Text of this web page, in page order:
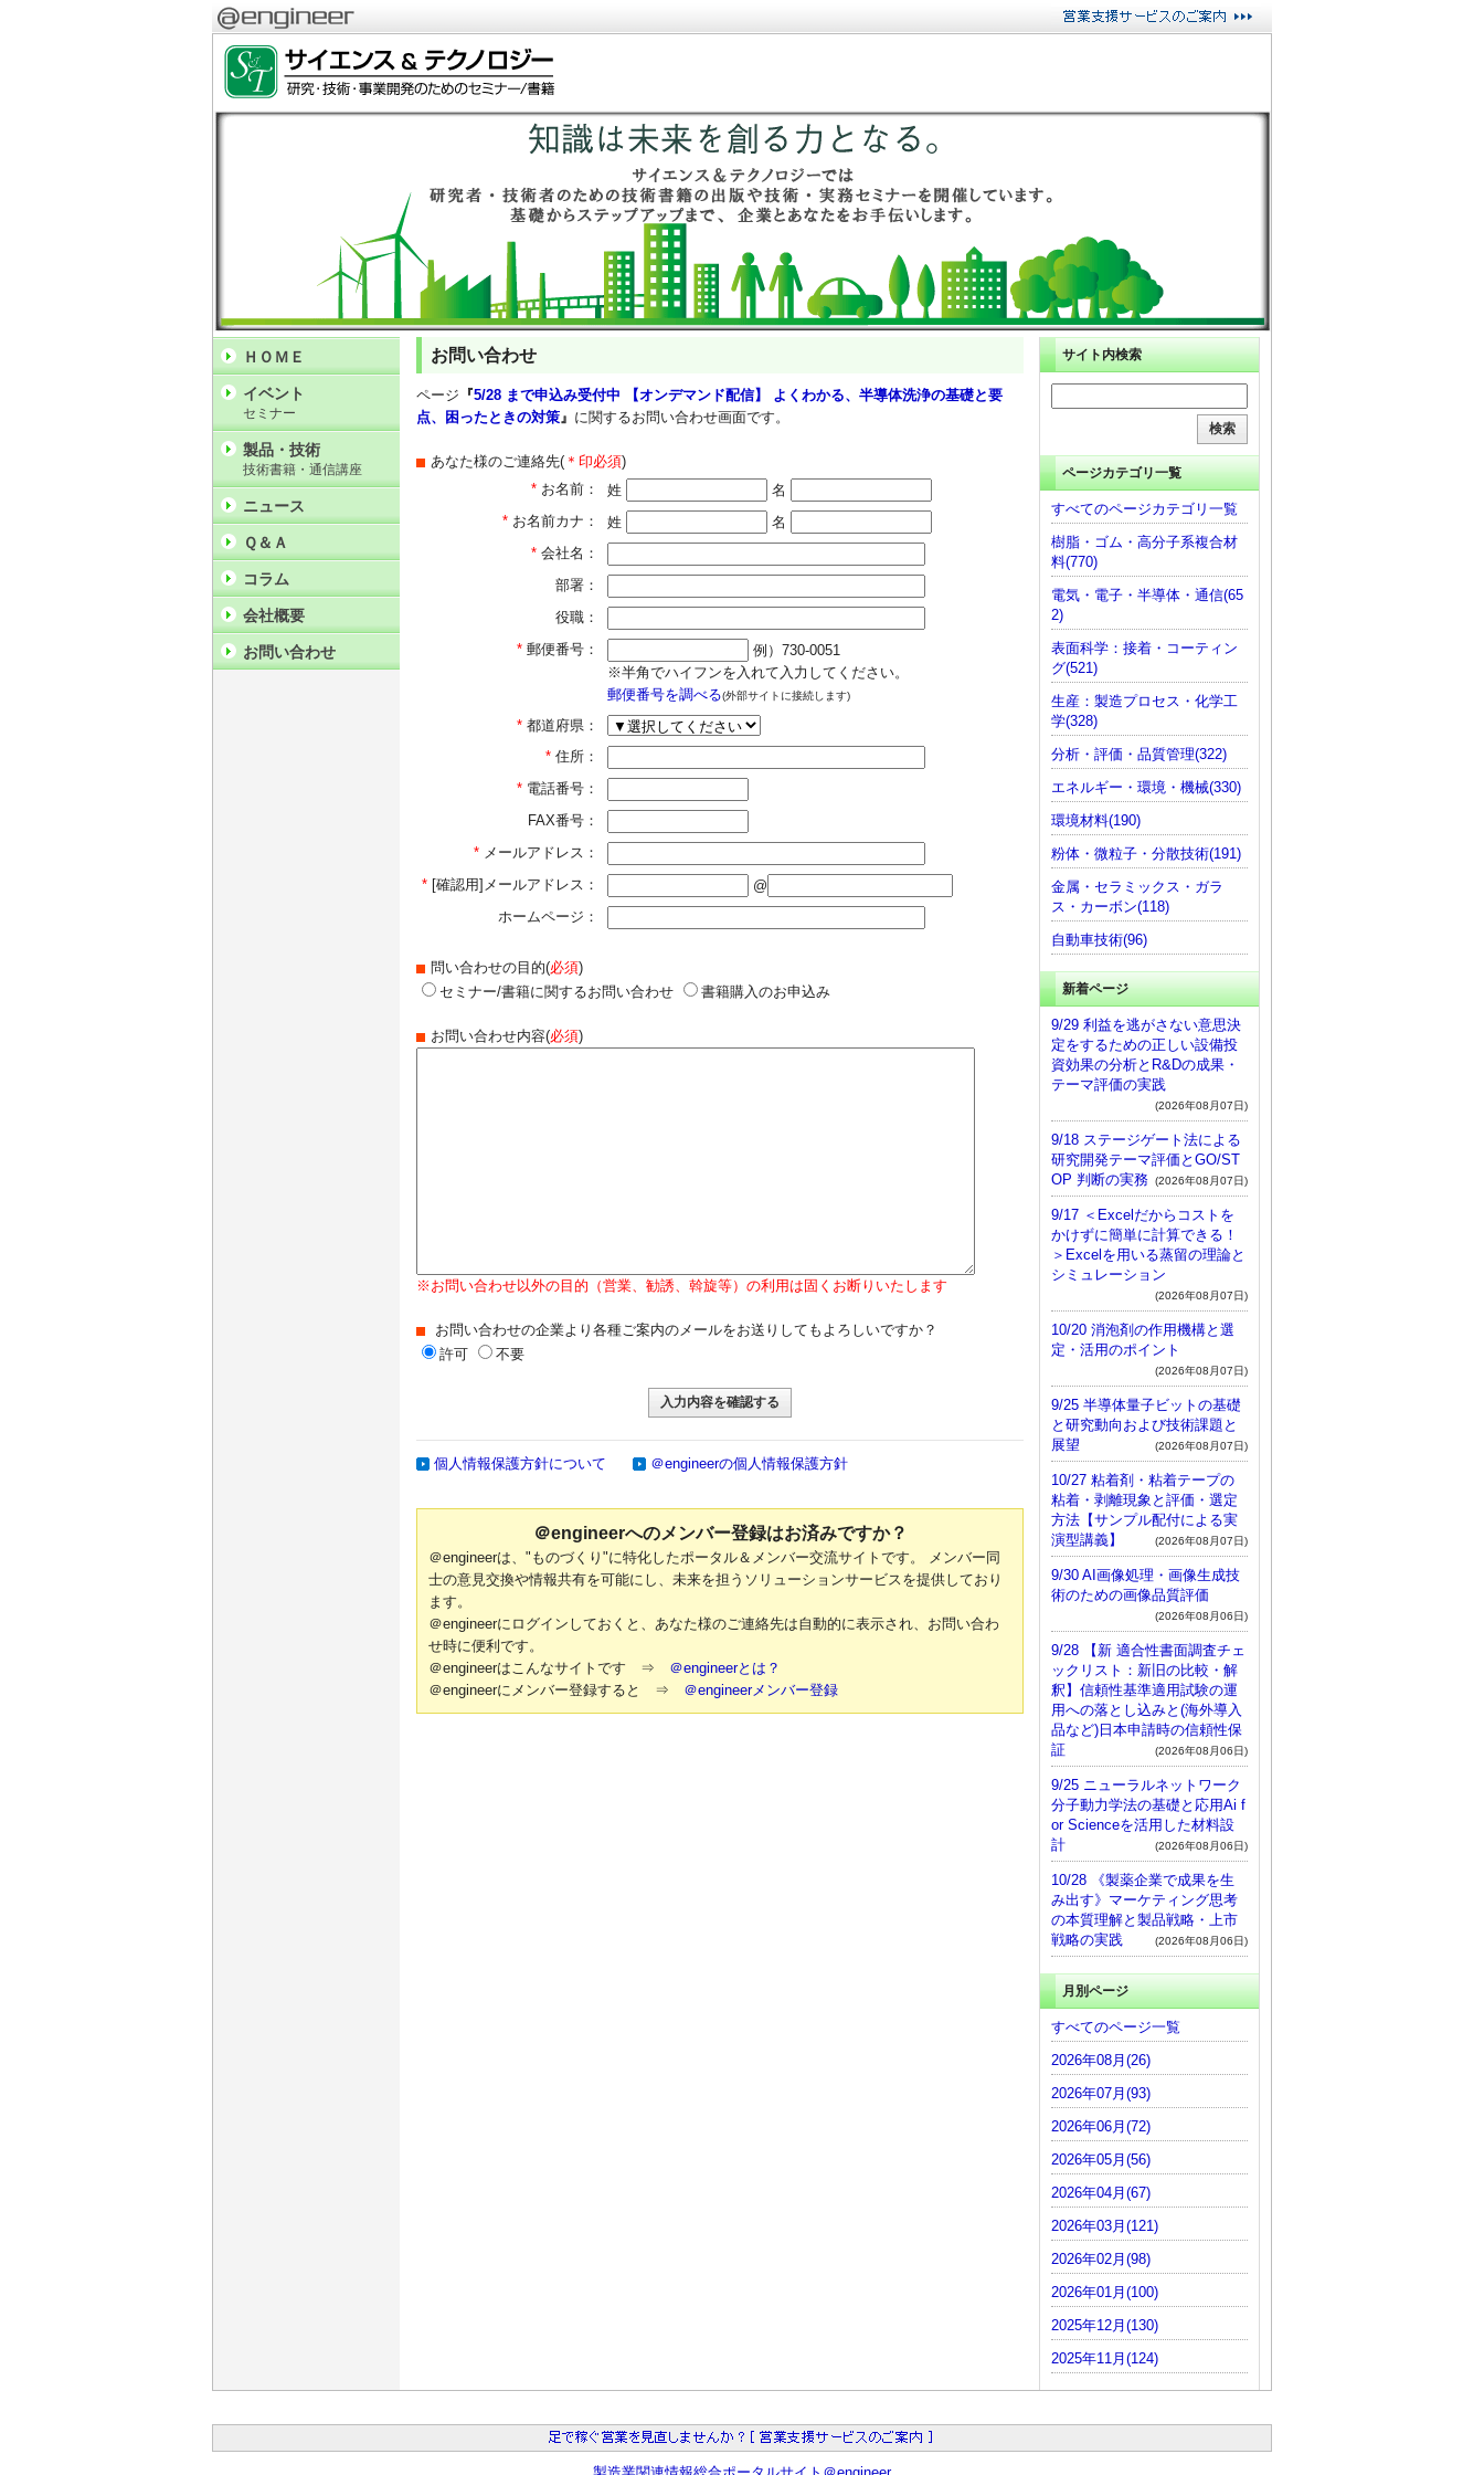
お問い合わせ
ページ 『5/28 まで申込み受付中 【オンデマンド配信】 よくわかる、半導体洗浄の基礎と要
点、困ったときの対策』 に関するお問い合わせ画面です。
あなた様のご連絡先(＊印必須)
* お名前： 姓
名
* お名前カナ： 姓
名
* 会社名：
部署：
役職：
* 郵便番号：
例）730-0051
※半角でハイフンを入れて入力してください。
郵便番号を調べる(外部サイトに接続します)
* 都道府県：
* 住所：
* 電話番号：
FAX番号：
* メールアドレス：
* [確認用]メールアドレス：
@
ホームページ：
問い合わせの目的(必須)
セミナー/書籍に関するお問い合わせ
書籍購入のお申込み
お問い合わせ内容(必須)
※お問い合わせ以外の目的（営業、勧誘、斡旋等）の利用は固くお断りいたします
お問い合わせの企業より各種ご案内のメールをお送りしてもよろしいですか？
許可
不要
個人情報保護方針について ＠engineerの個人情報保護方針
＠engineerへのメンバー登録はお済みですか？
＠engineerは、"ものづくり"に特化したポータル＆メンバー交流サイトです。 メンバー同
士の意見交換や情報共有を可能にし、未来を担うソリューションサービスを提供しており
ます。
＠engineerにログインしておくと、あなた様のご連絡先は自動的に表示され、お問い合わ
せ時に便利です。
＠engineerはこんなサイトです ⇒ ＠engineerとは？
＠engineerにメンバー登録すると ⇒ ＠engineerメンバー登録
ＨＯＭＥ
イベント
セミナー
製品・技術
技術書籍・通信講座
ニュース
Ｑ＆Ａ
コラム
会社概要
お問い合わせ
サイト内検索
ページカテゴリ一覧
すべてのページカテゴリ一覧
樹脂・ゴム・高分子系複合材
料(770)
電気・電子・半導体・通信(65
2)
表面科学：接着・コーティン
グ(521)
生産：製造プロセス・化学工
学(328)
分析・評価・品質管理(322)
エネルギー・環境・機械(330)
環境材料(190)
粉体・微粒子・分散技術(191)
金属・セラミックス・ガラ
ス・カーボン(118)
自動車技術(96)
新着ページ
9/29 利益を逃がさない意思決
定をするための正しい設備投
資効果の分析とR&Dの成果・
テーマ評価の実践
(2026年08月07日)
9/18 ステージゲート法による
研究開発テーマ評価とGO/ST
OP 判断の実務 (2026年08月07日)
9/17 ＜Excelだからコストを
かけずに簡単に計算できる！
＞Excelを用いる蒸留の理論と
シミュレーション
(2026年08月07日)
10/20 消泡剤の作用機構と選
定・活用のポイント
(2026年08月07日)
9/25 半導体量子ビットの基礎
と研究動向および技術課題と
展望
(2026年08月07日)
10/27 粘着剤・粘着テープの
粘着・剥離現象と評価・選定
方法【サンプル配付による実
演型講義】
(2026年08月07日)
9/30 AI画像処理・画像生成技
術のための画像品質評価
(2026年08月06日)
9/28 【新 適合性書面調査チェ
ックリスト：新旧の比較・解
釈】信頼性基準適用試験の運
用への落とし込みと(海外導入
品など)日本申請時の信頼性保
証
(2026年08月06日)
9/25 ニューラルネットワーク
分子動力学法の基礎と応用Ai f
or Scienceを活用した材料設
計
(2026年08月06日)
10/28 《製薬企業で成果を生
み出す》マーケティング思考
の本質理解と製品戦略・上市
戦略の実践
(2026年08月06日)
月別ページ
すべてのページ一覧
2026年08月(26)
2026年07月(93)
2026年06月(72)
2026年05月(56)
2026年04月(67)
2026年03月(121)
2026年02月(98)
2026年01月(100)
2025年12月(130)
2025年11月(124)